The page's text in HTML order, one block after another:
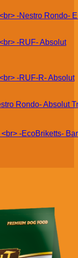
Absolut
Absolut
Absolut